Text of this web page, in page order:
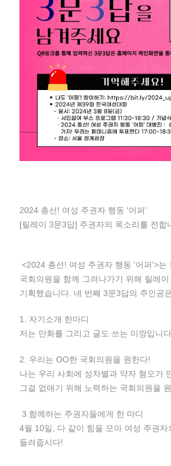
2024 총선! 여성 주권자 행동 '어퍼'
[릴레이 3문3답] 주권자의 목소리를 전합
<2024 총선! 여성 주권자 행동 '어퍼'>는
국회의원을 함께 그려나가기 위해 릴레
기획했습니다. 네 번째 3문3답의 주인공
1. 자기소개 한마디
저는 만화를 그리고 글도 쓰는 미깡입니다.
2. 우리는 OO한 국회의원을 원한다!
나는 우리 사회에 성차별과 약자 혐오가
그걸 없애기 위해 노력하는 국회의원을
3.함께하는 주권자들에게 한 마디
4월 10일, 다 같이 힘을 모아 여성 주권자
들려줍시다!